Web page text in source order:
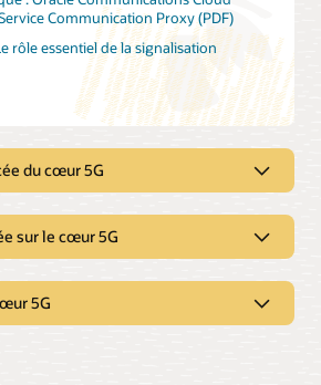
Communication Proxy (PDF)
rôle essentiel de la signalisation
du cœur 5G
résilience
et la sécurité via un routage
sur le cœur 5G
visibilité
5G